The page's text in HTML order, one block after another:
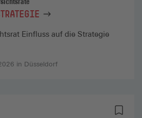
in Düsseldorf
Einfluss auf die Strategie